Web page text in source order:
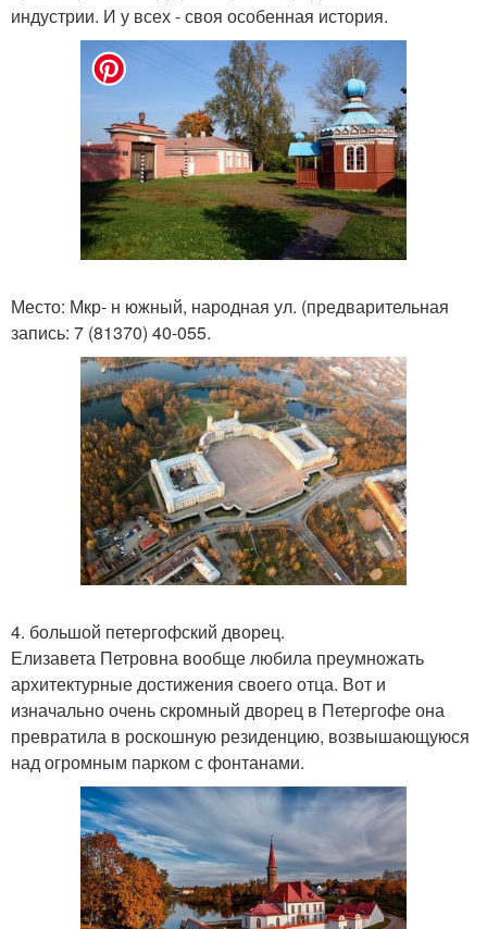
индустрии. И у всех - своя особенная история.
Место: Мкр- н южный, народная ул. (предварительная
запись: 7 (81370) 40-055.
4. большой петергофский дворец.
Елизавета Петровна вообще любила преумножать
архитектурные достижения своего отца. Вот и
изначально очень скромный дворец в Петергофе она
превратила в роскошную резиденцию, возвышающуюся
над огромным парком с фонтанами.